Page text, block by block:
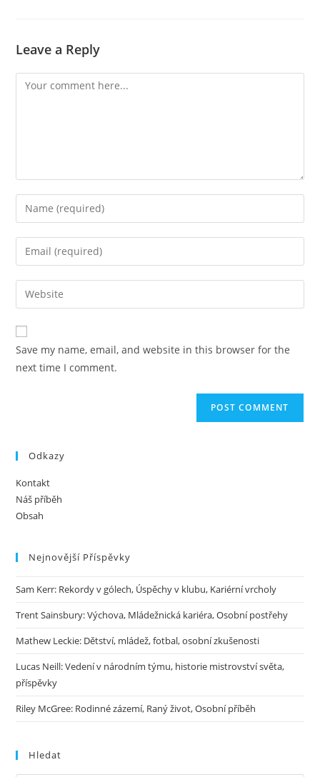
Leave a Reply
Comment
Enter
your
name
comment
Enter
your
email
address
comment
Enter
your
website
URL
(optional)
Save my name, email, and website in this browser for the
next time I comment.
Odkazy
Kontakt
Náš příběh
Obsah
Nejnovější Příspěvky
Sam Kerr: Rekordy v gólech, Úspěchy v klubu, Kariérní vrcholy
Trent Sainsbury: Výchova, Mládežnická kariéra, Osobní postřehy
Mathew Leckie: Dětství, mládež, fotbal, osobní zkušenosti
Lucas Neill: Vedení v národním týmu, historie mistrovství světa,
příspěvky
Riley McGree: Rodinné zázemí, Raný život, Osobní příběh
Hledat